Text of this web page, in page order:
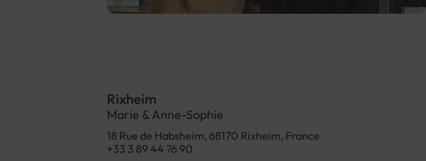
Rixheim
Marie & Anne-Sophie
18 Rue de Habsheim, 68170 Rixheim, France
+33 3 89 44 76 90